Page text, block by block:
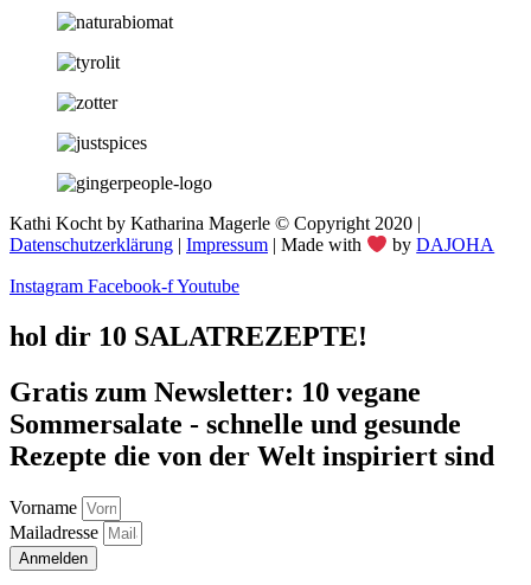
Kathi Kocht by Katharina Magerle © Copyright 2020 |
Datenschutzerklärung
Impressum | Made with byDAJOHA
Instagram Facebook-fYoutube
hol dir 10 SALATREZEPTE!
Gratis zum Newsletter: 10 vegane
Sommersalate - schnelle und gesunde
Rezepte die von der Welt inspiriert sind
Vorname
Mailadresse
Anmelden